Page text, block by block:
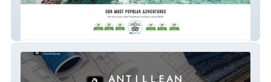
St. Thomas Scuba & Snorkel Adventures /
Photography Branding & Web